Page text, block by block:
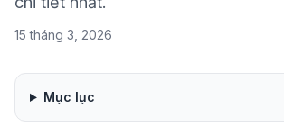
15 tháng 3, 2026
Mục lục